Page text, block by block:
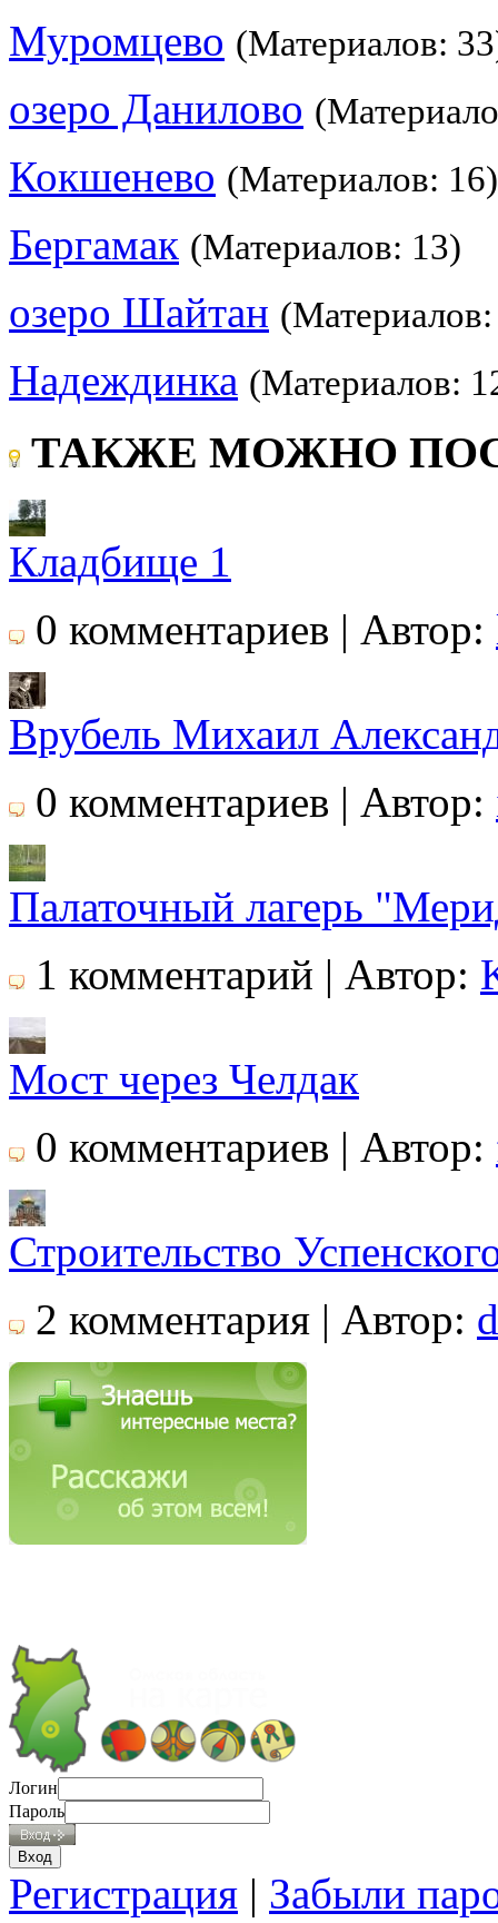
Муромцево (Материалов:
озеро Данилово
Кокшенево (Материалов: 16)
Бергамак (Материалов: 13)
озеро Шайтан
Надеждинка (Материалов:
ТАКЖЕ МОЖНО
Кладбище 1
0 комментариев | Автор:
Врубель Михаил
0 комментариев | Автор:
Палаточный лагерь
1 комментарий | Автор:
Мост через Челдак
0 комментариев | Автор:
Строительство
2 комментария | Автор:
Логин
Пароль
Регистрация | Забыли